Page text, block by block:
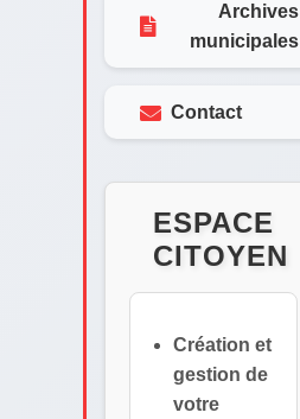
Archives
municipales
Contact
ESPACE
CITOYEN
Création et
gestion de
votre